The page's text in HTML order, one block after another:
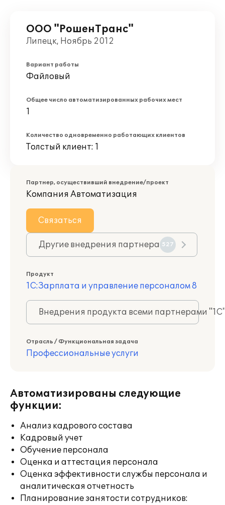
ООО "РошенТранс"
Липецк, Ноябрь 2012
Вариант работы
Файловый
Общее число автоматизированных рабочих мест
1
Количество одновременно работающих клиентов
Толстый клиент: 1
Партнер, осуществивший внедрение/проект
Компания Автоматизация
Связаться
Другие внедрения партнера 527
Продукт
1С:Зарплата и управление персоналом 8
Внедрения продукта всеми партнерами
Отрасль / Функциональная задача
Профессиональные услуги
Автоматизированы следующие
функции:
Анализ кадрового состава
Кадровый учет
Обучение персонала
Оценка и аттестация персонала
Оценка эффективности службы персонала и
аналитическая отчетность
Планирование занятости сотрудников: